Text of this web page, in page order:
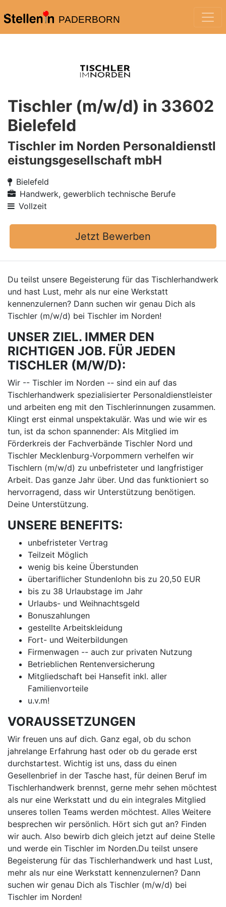
PADERBORN
Tischler (m/w/d) in 33602
Bielefeld
Tischler im Norden Personaldienstl
eistungsgesellschaft mbH
Bielefeld
Handwerk, gewerblich technische Berufe
Vollzeit
Jetzt Bewerben
Du teilst unsere Begeisterung für das Tischlerhandwerk
und hast Lust, mehr als nur eine Werkstatt
kennenzulernen? Dann suchen wir genau Dich als
Tischler (m/w/d) bei Tischler im Norden!
UNSER ZIEL. IMMER DEN
RICHTIGEN JOB. FÜR JEDEN
TISCHLER (M/W/D):
Wir -- Tischler im Norden -- sind ein auf das
Tischlerhandwerk spezialisierter Personaldienstleister
und arbeiten eng mit den Tischlerinnungen zusammen.
Klingt erst einmal unspektakulär. Was und wie wir es
tun, ist da schon spannender: Als Mitglied im
Förderkreis der Fachverbände Tischler Nord und
Tischler Mecklenburg-Vorpommern verhelfen wir
Tischlern (m/w/d) zu unbefristeter und langfristiger
Arbeit. Das ganze Jahr über. Und das funktioniert so
hervorragend, dass wir Unterstützung benötigen.
Deine Unterstützung.
UNSERE BENEFITS:
unbefristeter Vertrag
Teilzeit Möglich
wenig bis keine Überstunden
übertariflicher Stundenlohn bis zu 20,50 EUR
bis zu 38 Urlaubstage im Jahr
Urlaubs- und Weihnachtsgeld
Bonuszahlungen
gestellte Arbeitskleidung
Fort- und Weiterbildungen
Firmenwagen -- auch zur privaten Nutzung
Betrieblichen Rentenversicherung
Mitgliedschaft bei Hansefit inkl. aller
Familienvorteile
u.v.m!
VORAUSSETZUNGEN
Wir freuen uns auf dich. Ganz egal, ob du schon
jahrelange Erfahrung hast oder ob du gerade erst
durchstartest. Wichtig ist uns, dass du einen
Gesellenbrief in der Tasche hast, für deinen Beruf im
Tischlerhandwerk brennst, gerne mehr sehen möchtest
als nur eine Werkstatt und du ein integrales Mitglied
unseres tollen Teams werden möchtest. Alles Weitere
besprechen wir persönlich. Hört sich gut an? Finden
wir auch. Also bewirb dich gleich jetzt auf deine Stelle
und werde ein Tischler im Norden.Du teilst unsere
Begeisterung für das Tischlerhandwerk und hast Lust,
mehr als nur eine Werkstatt kennenzulernen? Dann
suchen wir genau Dich als Tischler (m/w/d) bei
Tischler im Norden!